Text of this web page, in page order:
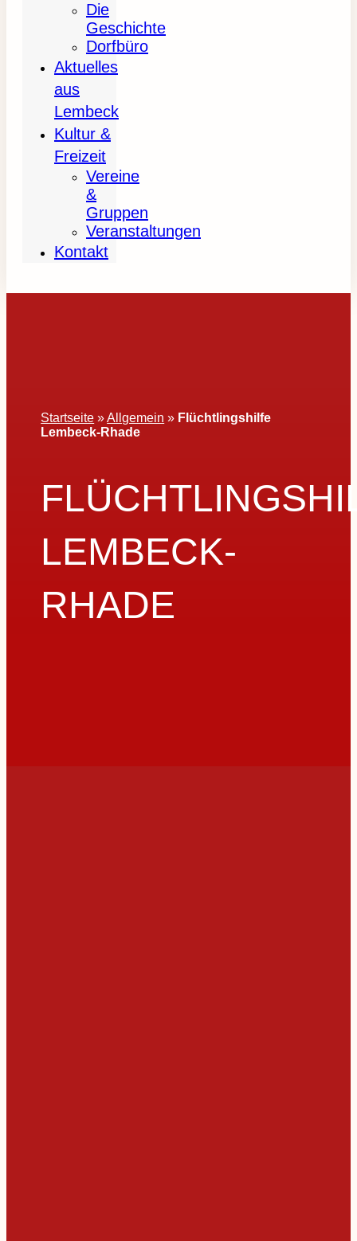
Die
Geschichte
Dorfbüro
Aktuelles
aus
Lembeck
Kultur &
Freizeit
Vereine
&
Gruppen
Veranstaltungen
Kontakt
Startseite »Allgemein » Flüchtlingshilfe
Lembeck-Rhade
LEMBECK-
RHADE